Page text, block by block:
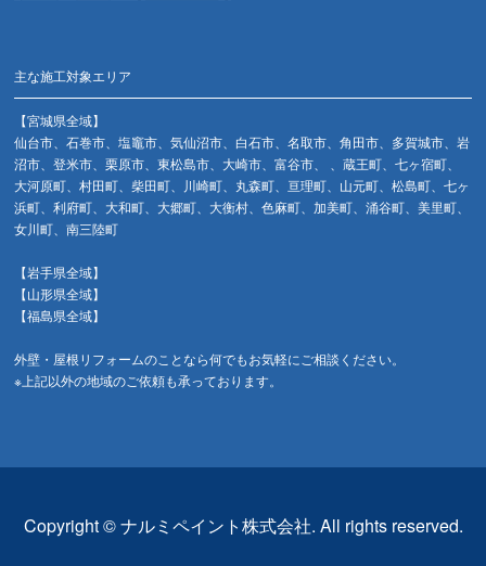
主な施工対象エリア
【宮城県全域】
仙台市、石巻市、塩竈市、気仙沼市、白石市、名取市、角田市、多賀城市、岩
沼市、登米市、栗原市、東松島市、大崎市、富谷市、 、蔵王町、七ヶ宿町、
大河原町、村田町、柴田町、川崎町、丸森町、亘理町、山元町、松島町、七ヶ
浜町、利府町、大和町、大郷町、大衡村、色麻町、加美町、涌谷町、美里町、
女川町、南三陸町
【岩手県全域】
【山形県全域】
【福島県全域】
外壁・屋根リフォームのことなら何でもお気軽にご相談ください。
※上記以外の地域のご依頼も承っております。
Copyright © ナルミペイント株式会社. All rights reserved.